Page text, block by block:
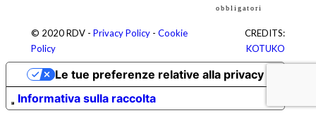
obbligatori
© 2020 RDV - Privacy Policy - Cookie
Policy
CREDITS:
KOTUKO
Informativa sulla raccolta
Le tue preferenze relative alla privacy